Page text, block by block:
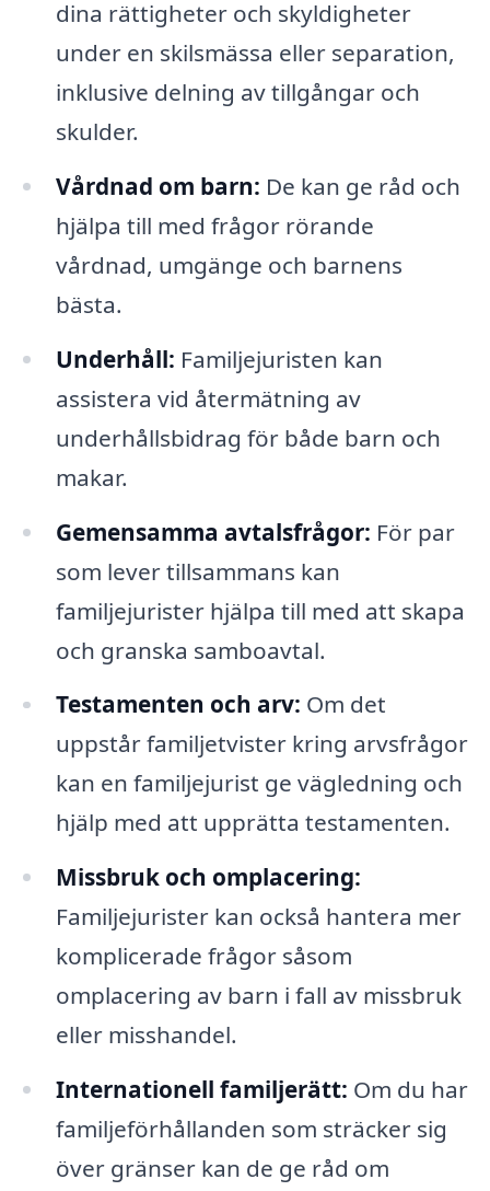
dina rättigheter och skyldigheter
under en skilsmässa eller separation,
inklusive delning av tillgångar och
skulder.
Vårdnad om barn: De kan ge råd och
hjälpa till med frågor rörande
vårdnad, umgänge och barnens
bästa.
Underhåll: Familjejuristen kan
assistera vid återmätning av
underhållsbidrag för både barn och
makar.
Gemensamma avtalsfrågor: För par
som lever tillsammans kan
familjejurister hjälpa till med att skapa
och granska samboavtal.
Testamenten och arv: Om det
uppstår familjetvister kring arvsfrågor
kan en familjejurist ge vägledning och
hjälp med att upprätta testamenten.
Missbruk och omplacering:
Familjejurister kan också hantera mer
komplicerade frågor såsom
omplacering av barn i fall av missbruk
eller misshandel.
Internationell familjerätt: Om du har
familjeförhållanden som sträcker sig
över gränser kan de ge råd om